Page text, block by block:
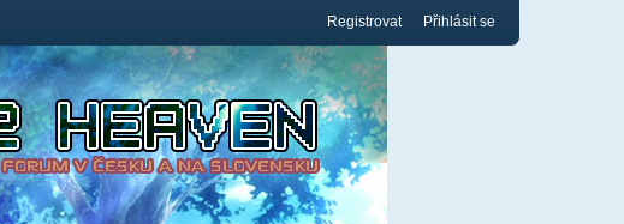
Registrovat Přihlásit se